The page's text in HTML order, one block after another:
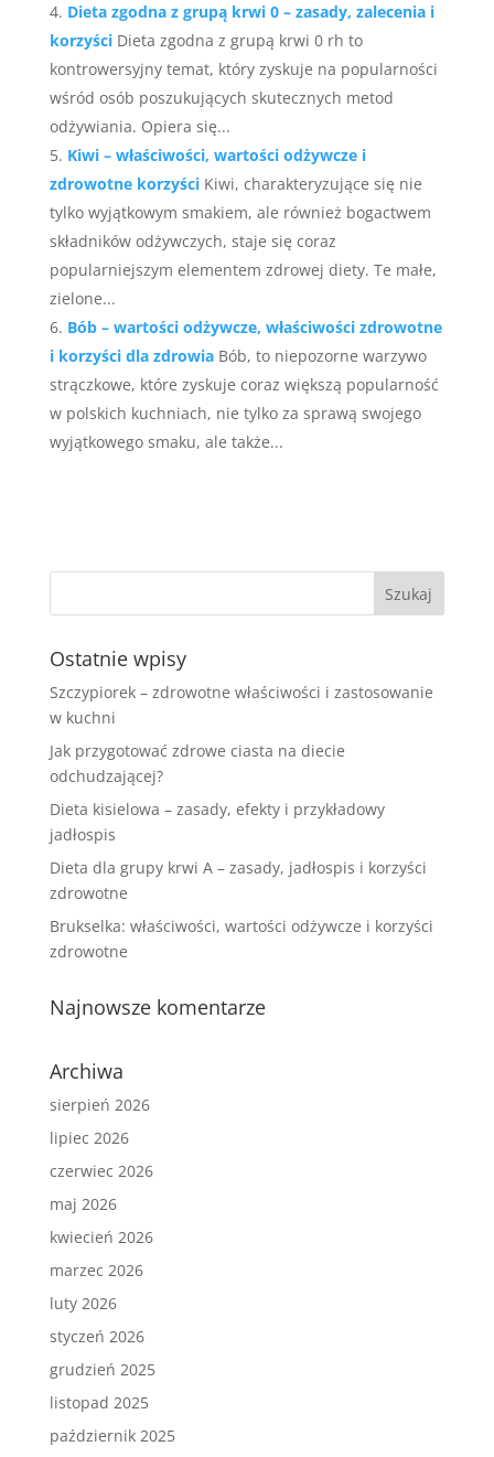
Dieta zgodna z grupą krwi 0 – zasady, zalecenia i
korzyści Dieta zgodna z grupą krwi 0 rh to
kontrowersyjny temat, który zyskuje na popularności
wśród osób poszukujących skutecznych metod
odżywiania. Opiera się...
Kiwi – właściwości, wartości odżywcze i
zdrowotne korzyści Kiwi, charakteryzujące się nie
tylko wyjątkowym smakiem, ale również bogactwem
składników odżywczych, staje się coraz
popularniejszym elementem zdrowej diety. Te małe,
zielone...
Bób – wartości odżywcze, właściwości zdrowotne
i korzyści dla zdrowia Bób, to niepozorne warzywo
strączkowe, które zyskuje coraz większą popularność
w polskich kuchniach, nie tylko za sprawą swojego
wyjątkowego smaku, ale także...
Ostatnie wpisy
Szczypiorek – zdrowotne właściwości i zastosowanie
w kuchni
Jak przygotować zdrowe ciasta na diecie
odchudzającej?
Dieta kisielowa – zasady, efekty i przykładowy
jadłospis
Dieta dla grupy krwi A – zasady, jadłospis i korzyści
zdrowotne
Brukselka: właściwości, wartości odżywcze i korzyści
zdrowotne
Najnowsze komentarze
Archiwa
sierpień 2026
lipiec 2026
czerwiec 2026
maj 2026
kwiecień 2026
marzec 2026
luty 2026
styczeń 2026
grudzień 2025
listopad 2025
październik 2025